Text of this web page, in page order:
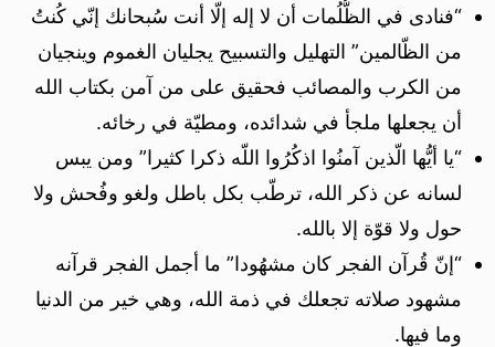
“فنادى في الظُّلُمات أن لا إله إلّا أنت سُبحانك إنّي كُنتُ
من الظّالمين” التهليل والتسبيح يجليان الغموم وينجيان
من الكرب والمصائب فحقيق على من آمن بكتاب الله
أن يجعلها ملجأ في شدائده، ومطيّة في رخائه.
“يا أيُّها الّذين آمنُوا اذكُرُوا اللّه ذكرا كثيرا” ومن يبس
لسانه عن ذكر الله، ترطّب بكل باطل ولغو وفُحش ولا
حول ولا قوّة إلا بالله.
“إنّ قُرآن الفجر كان مشهُودا” ما أجمل الفجر قرآنه
مشهود صلاته تجعلك في ذمة الله، وهي خير من الدنيا
وما فيها.